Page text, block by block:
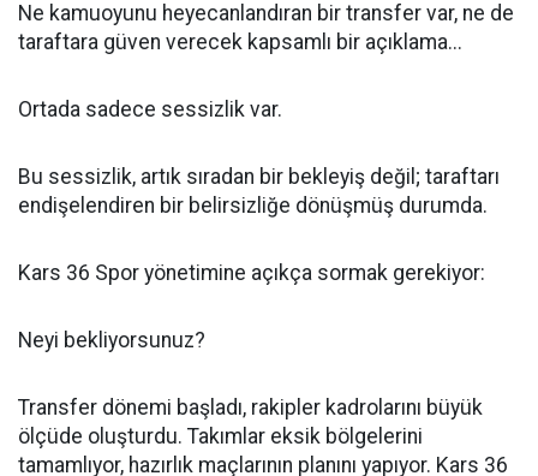
Ne kamuoyunu heyecanlandıran bir transfer var, ne de
taraftara güven verecek kapsamlı bir açıklama...
Ortada sadece sessizlik var.
Bu sessizlik, artık sıradan bir bekleyiş değil; taraftarı
endişelendiren bir belirsizliğe dönüşmüş durumda.
Kars 36 Spor yönetimine açıkça sormak gerekiyor:
Neyi bekliyorsunuz?
Transfer dönemi başladı, rakipler kadrolarını büyük
ölçüde oluşturdu. Takımlar eksik bölgelerini
tamamlıyor, hazırlık maçlarının planını yapıyor. Kars 36